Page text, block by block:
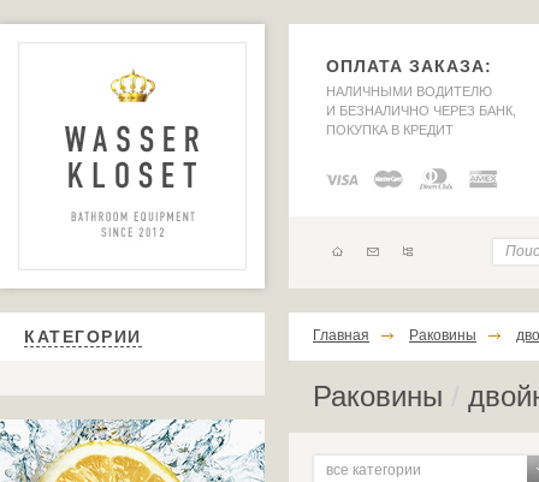
ОПЛАТА ЗАКАЗА:
НАЛИЧНЫМИ ВОДИТЕЛЮ
И БЕЗНАЛИЧНО ЧЕРЕЗ БАНК,
ПОКУПКА В КРЕДИТ
КАТЕГОРИИ Главная Раковины
Раковины
все категории